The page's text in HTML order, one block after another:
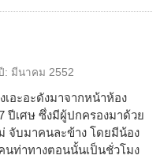
: มีนาคม 2552
เอะอะดังมาจากหน้าห้อง
ปีเศษ ซึ่งมีผู้ปกครองมาด้วย
จับมาคนละข้าง โดยมีน้อง
นท่าทางตอนนั้นเป็นชั่วโมง